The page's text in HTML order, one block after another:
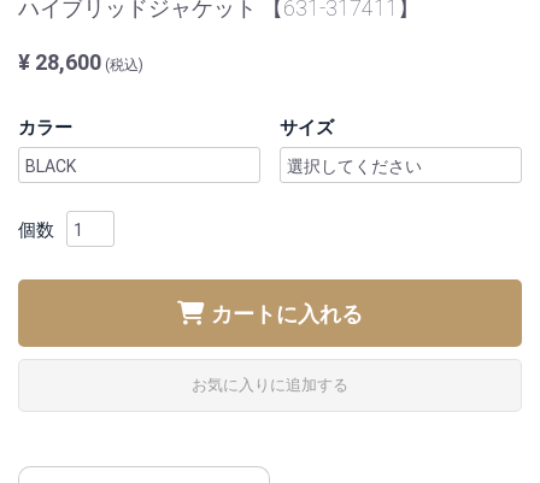
ハイブリッドジャケット 【631-317411】
¥ 28,600 (税込)
カラー サイズ
個数
カートに入れる
お気に入りに追加する